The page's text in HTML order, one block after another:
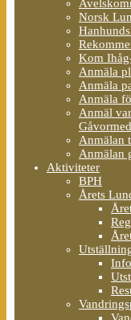
Norsk
Kom
Anmäla
Anmäla
Anmäla
Anmäl
Anmälan
Anmälan
Aktiviteter
BPH
Årets